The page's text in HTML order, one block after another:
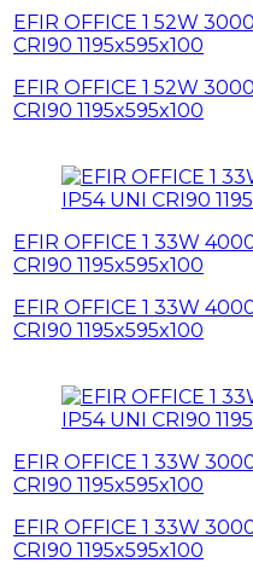
EFIR OFFICE 1 52W
CRI90 1195x595x100
EFIR OFFICE 1 52W
CRI90 1195x595x100
EFIR OFFICE 1 33W
CRI90 1195x595x100
EFIR OFFICE 1 33W
CRI90 1195x595x100
EFIR OFFICE 1 33W
CRI90 1195x595x100
EFIR OFFICE 1 33W
CRI90 1195x595x100